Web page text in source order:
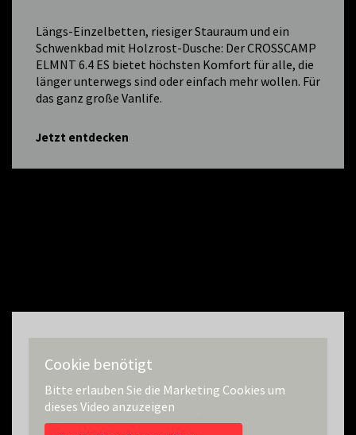
Längs-Einzelbetten, riesiger Stauraum und ein
Schwenkbad mit Holzrost-Dusche: Der CROSSCAMP
ELMNT 6.4 ES bietet höchsten Komfort für alle, die
länger unterwegs sind oder einfach mehr wollen. Für
das ganz große Vanlife.
Jetzt entdecken
Cookie benötigt
Bitte erlauben Sie die Marketing Cookies um
dieses Video anzuzeigen